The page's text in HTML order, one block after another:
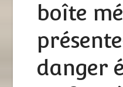
boîte
danger